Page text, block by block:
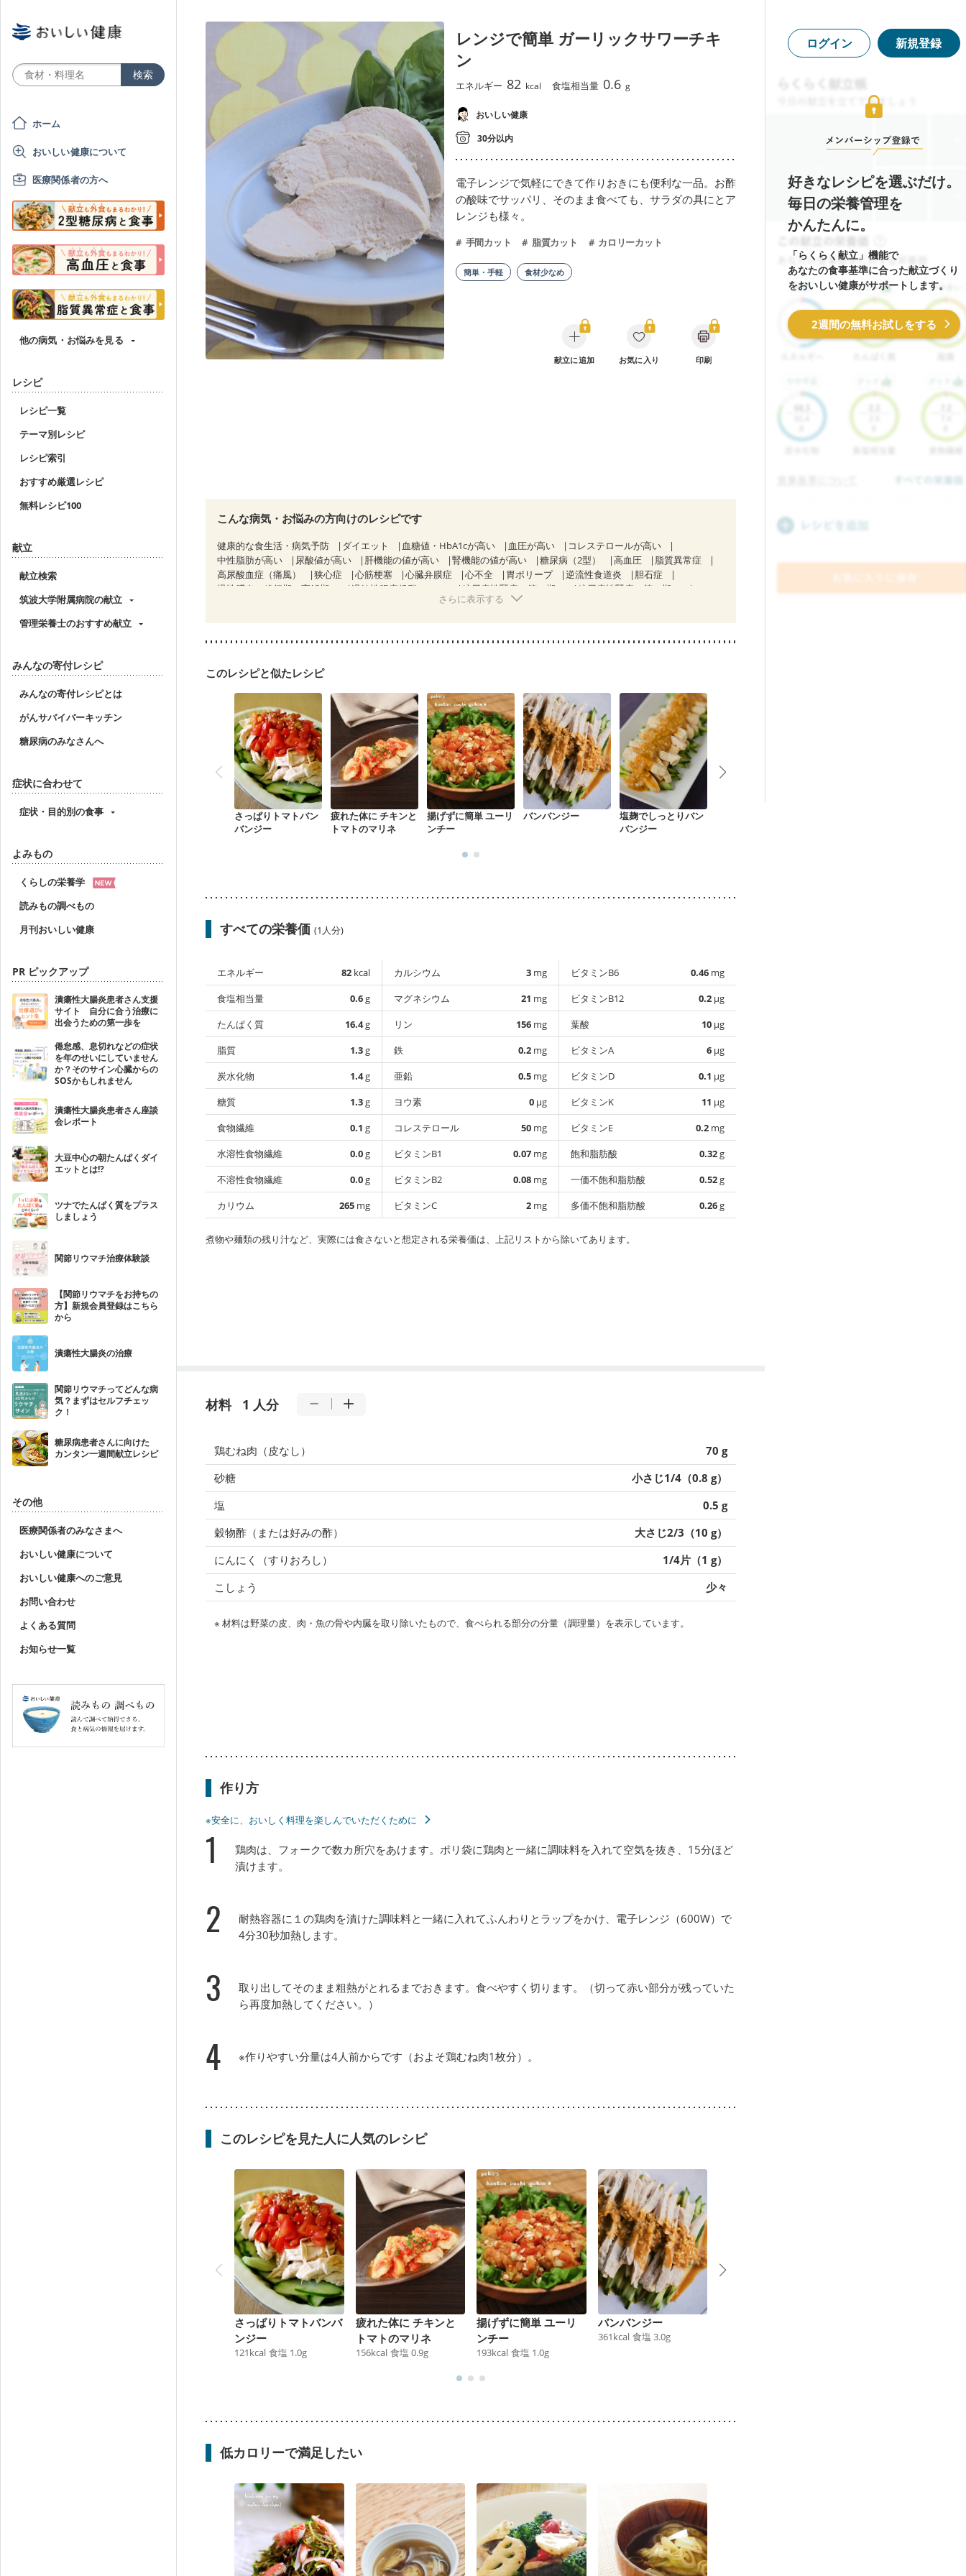
ホーム
おいしい健康について
医療関係者の方へ
他の病気・お悩みを見る
レシピ
レシピ一覧
テーマ別レシピ
レシピ索引
おすすめ厳選レシピ
無料レシピ100
献立
献立検索
筑波大学附属病院の献立
管理栄養士のおすすめ献立
みんなの寄付レシピ
みんなの寄付レシピとは
がんサバイバーキッチン
糖尿病のみなさんへ
症状に合わせて
症状・目的別の食事
よみもの
くらしの栄養学
読みもの調べもの
月刊おいしい健康
PR ピックアップ
潰瘍性大腸炎患者さん支援
サイト 自分に合う治療に
出会うための第一歩を
倦怠感、息切れなどの症状
を年のせいにしていません
か？そのサイン心臓からの
SOSかもしれません
潰瘍性大腸炎患者さん座談
会レポート
大豆中心の朝たんぱくダイ
エットとは!?
ツナでたんぱく質をプラス
しましょう
関節リウマチ治療体験談
【関節リウマチをお持ちの
方】新規会員登録はこちら
から
潰瘍性大腸炎の治療
関節リウマチってどんな病
気？まずはセルフチェッ
ク！
糖尿病患者さんに向けた
カンタン一週間献立レシピ
その他
医療関係者のみなさまへ
おいしい健康について
おいしい健康へのご意見
お問い合わせ
よくある質問
お知らせ一覧
レンジで簡単 ガーリックサワーチキ
ン
エネルギー 82 kcal 食塩相当量 0.6 g
おいしい健康
30分以内
電子レンジで気軽にできて作りおきにも便利な一品。お酢
の酸味でサッパリ、そのまま食べても、サラダの具にとア
レンジも様々。
手間カット 脂質カット カロリーカット
簡単・手軽 食材少なめ
献立に追加 お気に入り 印刷
こんな病気・お悩みの方向けのレシピです
健康的な食生活・病気予防 ダイエット 血糖値・HbA1cが高い 血圧が高い
コレステロールが高い
中性脂肪が高い
尿酸値が高い 肝機能の値が高い 腎機能の値が高い 糖尿病（2型） 高血圧
脂質異常症
高尿酸血症（痛風）
狭心症 心筋梗塞 心臓弁膜症 心不全 胃ポリープ 逆流性食道炎
胆石症
慢性膵炎（移行期・寛解期）
過敏性腸症候群（IBS） 糖尿病性腎症（第１期）
糖尿病性腎症（第２期）
CKD（ステージ２）
骨粗しょう症
関節リウマチ フレイル（年齢に合わせた体作り） 貧血対策 ニキビ・肌荒れ 妊活中 更年期
さらに表示する
このレシピと似たレシピ
さっぱりトマトバン
バンジー
疲れた体に チキンと
トマトのマリネ
揚げずに簡単 ユーリ
ンチー
バンバンジー
塩麹でしっとりバン
バンジー
すべての栄養価 (1人分)
エネルギー 82 kcal
食塩相当量
0.6g
たんぱく質
16.4g
脂質
1.3g
炭水化物
1.4g
糖質
1.3g
食物繊維
0.1 g
水溶性食物繊維
0.0g
不溶性食物繊維
0.0g
カリウム
265 mg
カルシウム 3 mg
マグネシウム
21 mg
リン
156 mg
鉄
0.2 mg
亜鉛
0.5 mg
ヨウ素
0 µg
コレステロール
50 mg
ビタミンB1
0.07 mg
ビタミンB2
0.08 mg
ビタミンC
2 mg
ビタミンB6 0.46 mg
ビタミンB12
0.2 µg
葉酸
10 µg
ビタミンA
6 µg
ビタミンD
0.1 µg
ビタミンK
11 µg
ビタミンE
0.2 mg
飽和脂肪酸
0.32g
一価不飽和脂肪酸
0.52g
多価不飽和脂肪酸
0.26g
煮物や麺類の残り汁など、実際には食さないと想定される栄養価は、上記リストから除いてあります。
材料 1 人分
鶏むね肉（皮なし）
70 g
砂糖
小さじ1/4（0.8 g）
塩
0.5 g
穀物酢（または好みの酢）
大さじ2/3（10 g）
にんにく（すりおろし）
1/4片（1 g）
こしょう
少々
※ 材料は野菜の皮、肉・魚の骨や内臓を取り除いたもので、食べられる部分の分量（調理量）を表示しています。
作り方
※安全に、おいしく料理を楽しんでいただくために
1
鶏肉は、フォークで数カ所穴をあけます。ポリ袋に鶏肉と一緒に調味料を入れて空気を抜き、15分ほど
漬けます。
2
耐熱容器に１の鶏肉を漬けた調味料と一緒に入れてふんわりとラップをかけ、電子レンジ（600W）で
4分30秒加熱します。
3
取り出してそのまま粗熱がとれるまでおきます。食べやすく切ります。（切って赤い部分が残っていた
ら再度加熱してください。）
4 ※作りやすい分量は4人前からです（およそ鶏むね肉1枚分）。
このレシピを見た人に人気のレシピ
さっぱりトマトバンバ
ンジー
121kcal 食塩 1.0g
疲れた体に チキンと
トマトのマリネ
156kcal 食塩 0.9g
揚げずに簡単 ユーリ
ンチー
193kcal 食塩 1.0g
バンバンジー
361kcal 食塩 3.0g
低カロリーで満足したい
ログイン 新規登録
好きなレシピを選ぶだけ。
毎日の栄養管理を
かんたんに。
「らくらく献立」機能で
あなたの食事基準に合った献立づくり
をおいしい健康がサポートします。
2週間の無料お試しをする